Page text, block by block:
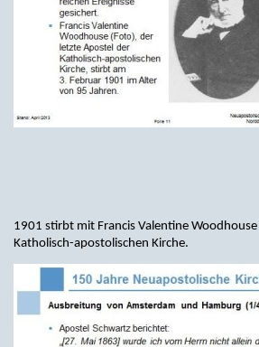
1901 stirbt mit Francis Valentine
Katholisch-apostolischen Kirche.